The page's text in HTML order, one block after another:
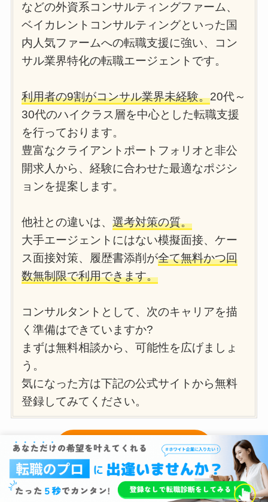
などの外資系コンサルティングファーム、
ベイカレントコンサルティングといった国
内人気ファームへの転職支援に強い、コン
サル業界特化の転職エージェントです。
利用者の9割がコンサル業界未経験。20代～
30代のハイクラス層を中心とした転職支援
を行っております。
豊富なクライアントポートフォリオと非公
開求人から、経験に合わせた最適なポジシ
ョンを提案します。
他社との違いは、選考対策の質。
大手エージェントにはない模擬面接、ケー
ス面接対策、履歴書添削が全て無料かつ回
数無制限で利用できます。
コンサルタントとして、次のキャリアを描
く準備はできていますか?
まずは無料相談から、可能性を広げましょ
う。
気になった方は下記の公式サイトから無料
登録してみてください。
公式サイト